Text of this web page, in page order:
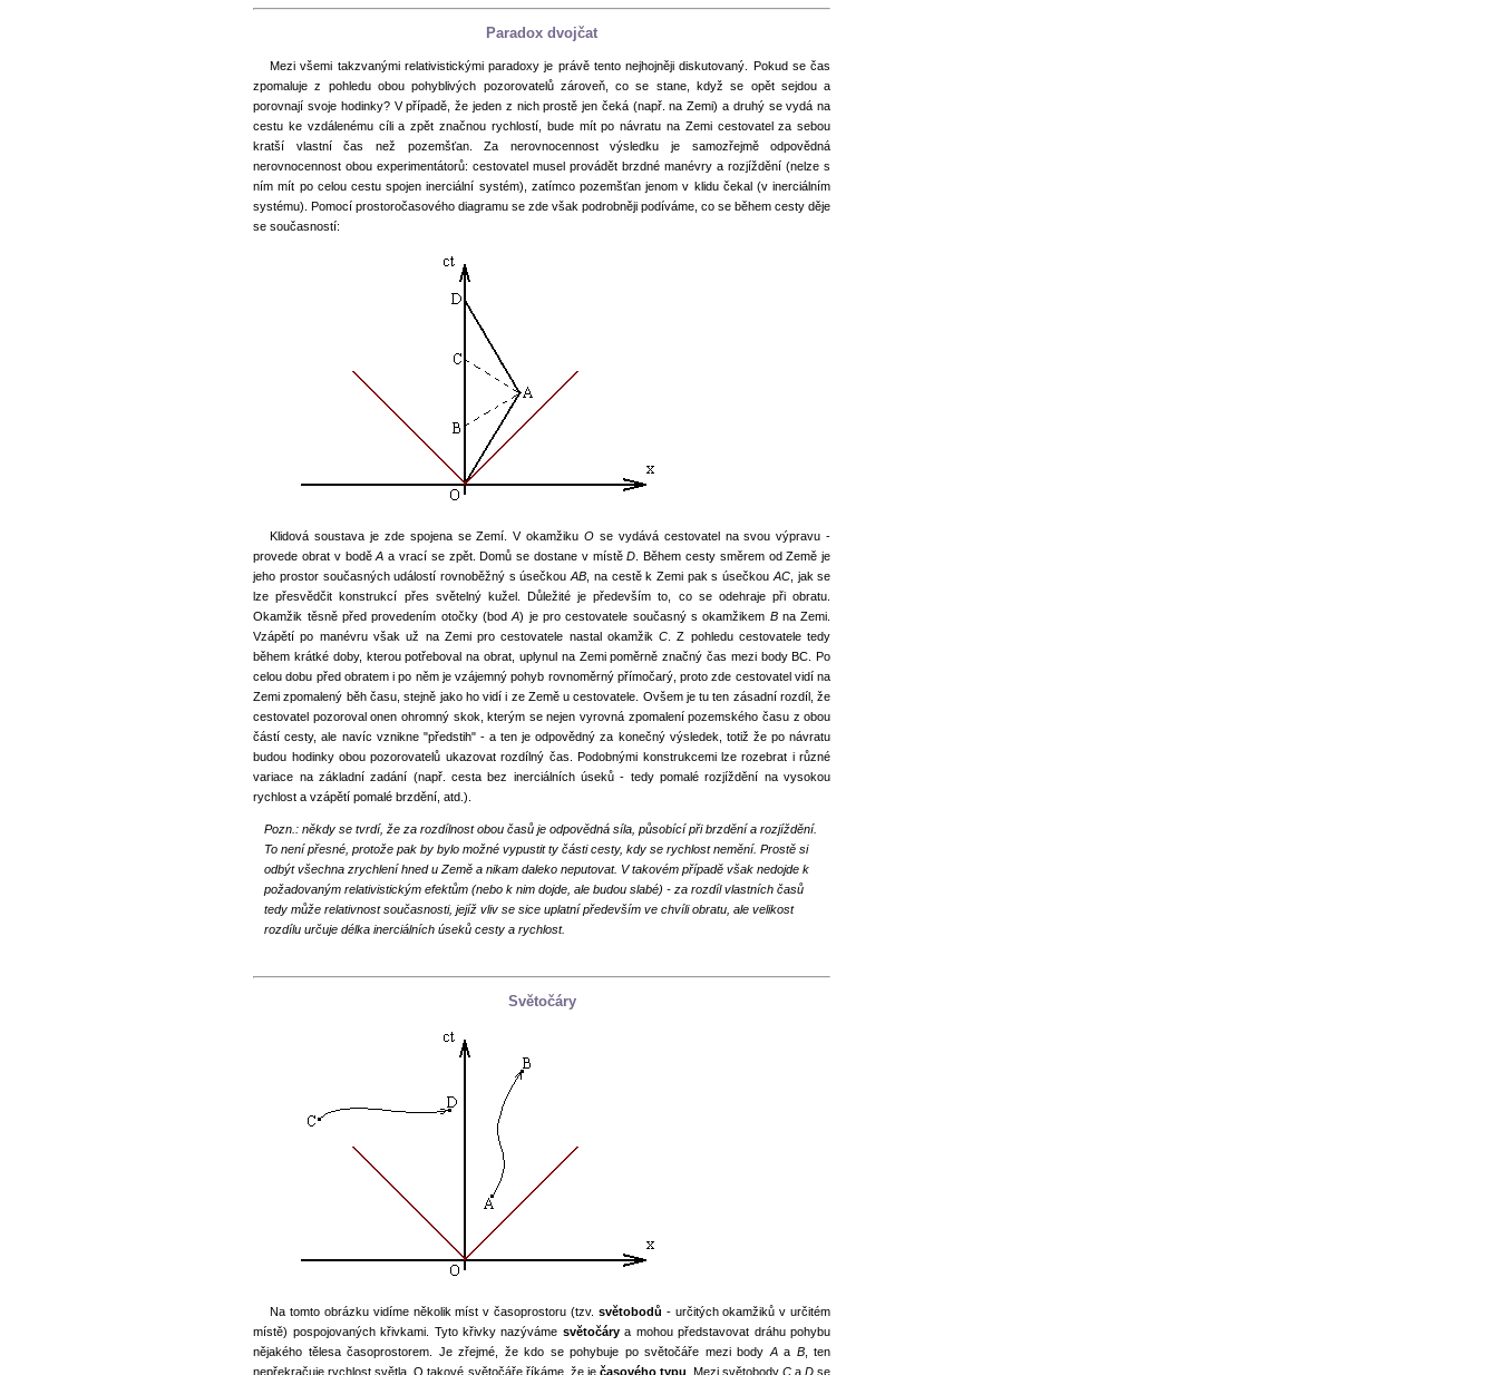
Paradox dvojčat
Mezi všemi takzvanými relativistickými paradoxy je právě tento nejhojněji diskutovaný. Pokud se čas
zpomaluje z pohledu obou pohyblivých pozorovatelů zároveň, co se stane, když se opět sejdou a
porovnají svoje hodinky? V případě, že jeden z nich prostě jen čeká (např. na Zemi) a druhý se vydá na
cestu ke vzdálenému cíli a zpět značnou rychlostí, bude mít po návratu na Zemi cestovatel za sebou
kratší vlastní čas než pozemšťan. Za nerovnocennost výsledku je samozřejmě odpovědná
nerovnocennost obou experimentátorů: cestovatel musel provádět brzdné manévry a rozjíždění (nelze s
ním mít po celou cestu spojen inerciální systém), zatímco pozemšťan jenom v klidu čekal (v inerciálním
systému). Pomocí prostoročasového diagramu se zde však podrobněji podíváme, co se během cesty děje
se současností:
Klidová soustava je zde spojena se Zemí. V okamžikuO se vydává cestovatel na svou výpravu -
provede obrat v boděA a vrací se zpět. Domů se dostane v místěD . Během cesty směrem od Země je
jeho prostor současných událostí rovnoběžný s úsečkouAB , na cestě k Zemi pak s úsečkou AC, jak se
lze přesvědčit konstrukcí přes světelný kužel. Důležité je především to, co se odehraje při obratu.
Okamžik těsně před provedením otočky (bodA) je pro cestovatele současný s okamžikem Bna Zemi.
Vzápětí po manévru však už na Zemi pro cestovatele nastal okamžikC . Z pohledu cestovatele tedy
během krátké doby, kterou potřeboval na obrat, uplynul na Zemi poměrně značný čas mezi body BC. Po
celou dobu před obratem i po něm je vzájemný pohyb rovnoměrný přímočarý, proto zde cestovatel vidí na
Zemi zpomalený běh času, stejně jako ho vidí i ze Země u cestovatele. Ovšem je tu ten zásadní rozdíl, že
cestovatel pozoroval onen ohromný skok, kterým se nejen vyrovná zpomalení pozemského času z obou
částí cesty, ale navíc vznikne "předstih" - a ten je odpovědný za konečný výsledek, totiž že po návratu
budou hodinky obou pozorovatelů ukazovat rozdílný čas. Podobnými konstrukcemi lze rozebrat i různé
variace na základní zadání (např. cesta bez inerciálních úseků - tedy pomalé rozjíždění na vysokou
rychlost a vzápětí pomalé brzdění, atd.).
Pozn.: někdy se tvrdí, že za rozdílnost obou časů je odpovědná síla, působící při brzdění a rozjíždění.
To není přesné, protože pak by bylo možné vypustit ty části cesty, kdy se rychlost nemění. Prostě si
odbýt všechna zrychlení hned u Země a nikam daleko neputovat. V takovém případě však nedojde k
požadovaným relativistickým efektům (nebo k nim dojde, ale budou slabé) - za rozdíl vlastních časů
tedy může relativnost současnosti, jejíž vliv se sice uplatní především ve chvíli obratu, ale velikost
rozdílu určuje délka inerciálních úseků cesty a rychlost.
Světočáry
Na tomto obrázku vidíme několik míst v časoprostoru (tzv. světobodů - určitých okamžiků v určitém
místě) pospojovaných křivkami. Tyto křivky nazýváme světočárya mohou představovat dráhu pohybu
nějakého tělesa časoprostorem. Je zřejmé, že kdo se pohybuje po světočáře mezi body Aa B, ten
nepřekračuje rychlost světla. O takové světočáře říkáme, že je časového typu . Mezi světobody C aD se